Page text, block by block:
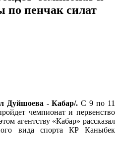
по пенчак силат
Дуйшоева - Кабар/. С 9 по 11
чемпионат и первенство
агентству «Кабар» рассказал
вида спорта КР Каныбек